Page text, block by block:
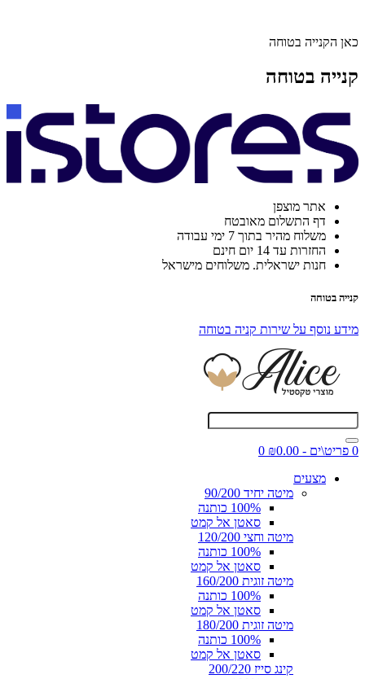
כאן הקנייה בטוחה
קנייה בטוחה
אתר מוצפן
דף התשלום מאובטח
משלוח מהיר בתוך 7 ימי עבודה
החזרות עד 14 יום חינם
חנות ישראלית. משלוחים מישראל
קנייה בטוחה
מידע נוסף על שירות קניה בטוחה
0 פריט\ים - ₪0.00
0
מצעים
מיטה יחיד 90/200
100% כותנה
סאטן אל קמט
מיטה וחצי 120/200
100% כותנה
סאטן אל קמט
מיטה זוגית 160/200
100% כותנה
סאטן אל קמט
מיטה זוגית 180/200
100% כותנה
סאטן אל קמט
קינג סייז 200/220